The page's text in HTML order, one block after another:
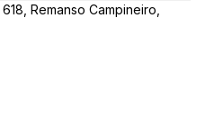
Remanso Campineiro,